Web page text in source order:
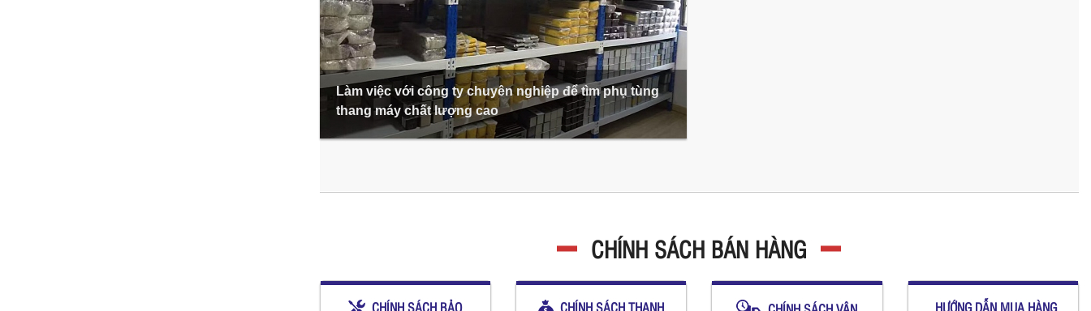
Làm việc với công ty chuyên nghiệp để tìm phụ tùng
thang máy chất lượng cao
CHÍNH SÁCH BÁN HÀNG
CHÍNH SÁCH BẢO CHÍNH SÁCH THANH HƯỚNG DẪN MUA HÀNG